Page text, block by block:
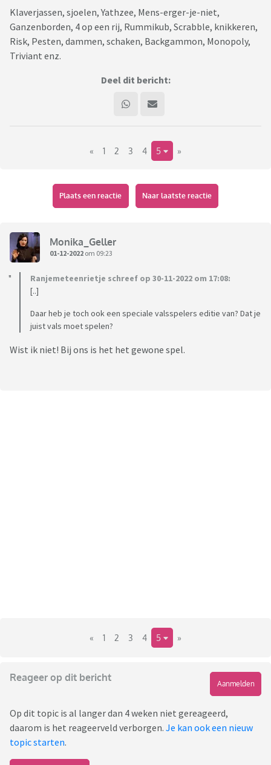
Klaverjassen, sjoelen, Yathzee, Mens-erger-je-niet,
Ganzenborden, 4 op een rij, Rummikub, Scrabble, knikkeren,
Risk, Pesten, dammen, schaken, Backgammon, Monopoly,
Triviant enz.
Deel dit bericht:
« 1 2 3 4 5 »
Plaats een reactie Naar laatste reactie
Monika_Geller
01-12-2022 om 09:23
Ranjemeteenrietje schreef op 30-11-2022 om 17:08:
[..]
Daar heb je toch ook een speciale valsspelers editie van? Dat je
juist vals moet spelen?
Wist ik niet! Bij ons is het het gewone spel.
« 1 2 3 4 5 »
Reageer op dit bericht
Aanmelden
Op dit topic is al langer dan 4 weken niet gereageerd,
daarom is het reageerveld verborgen. Je kan ook een nieuw
topic starten.